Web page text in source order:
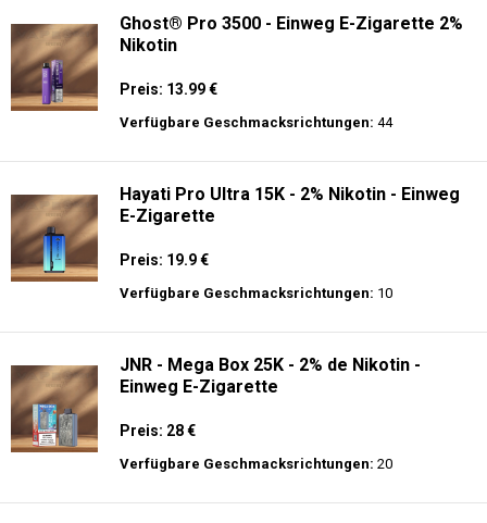
Ghost® Pro 3500 - Einweg E-Zigarette 2%
Nikotin
Preis: 13.99 €
Verfügbare Geschmacksrichtungen: 44
Hayati Pro Ultra 15K - 2% Nikotin - Einweg
E-Zigarette
Preis: 19.9 €
Verfügbare Geschmacksrichtungen: 10
JNR - Mega Box 25K - 2% de Nikotin -
Einweg E-Zigarette
Preis: 28 €
Verfügbare Geschmacksrichtungen: 20